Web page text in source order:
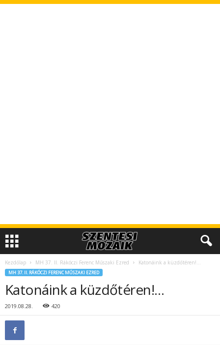
Kezdőlap MH 37. II. Rákóczi Ferenc Műszaki Ezred Katonáink a küzdőtéren!…
MH 37. II. RÁKÓCZI FERENC MŰSZAKI EZRED
Katonáink a küzdőtéren!…
2019.08.28. 420